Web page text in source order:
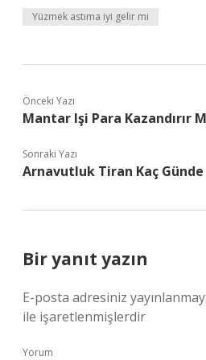
Yüzmek astıma iyi gelir mi
Önceki Yazı
Mantar Işi Para Kazandırır
Sonraki Yazı
Arnavutluk Tiran Kaç
Bir yanıt yazın
E-posta adresiniz
ile işaretlenmişlerdir
Yorum